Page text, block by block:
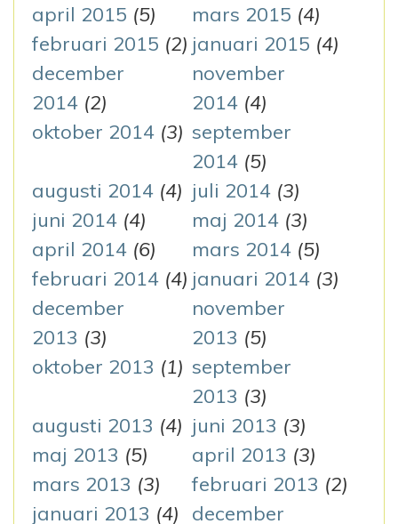
april 2015 (5) mars 2015 (4)
februari 2015 (2) januari 2015 (4)
december
2014 (2)
november
2014 (4)
oktober 2014 (3) september
2014 (5)
augusti 2014 (4) juli 2014 (3)
juni 2014 (4) maj 2014 (3)
april 2014 (6) mars 2014 (5)
februari 2014 (4) januari 2014 (3)
december
2013 (3)
november
2013 (5)
oktober 2013 (1) september
2013 (3)
augusti 2013 (4) juni 2013 (3)
maj 2013 (5) april 2013 (3)
mars 2013 (3) februari 2013 (2)
januari 2013 (4) december